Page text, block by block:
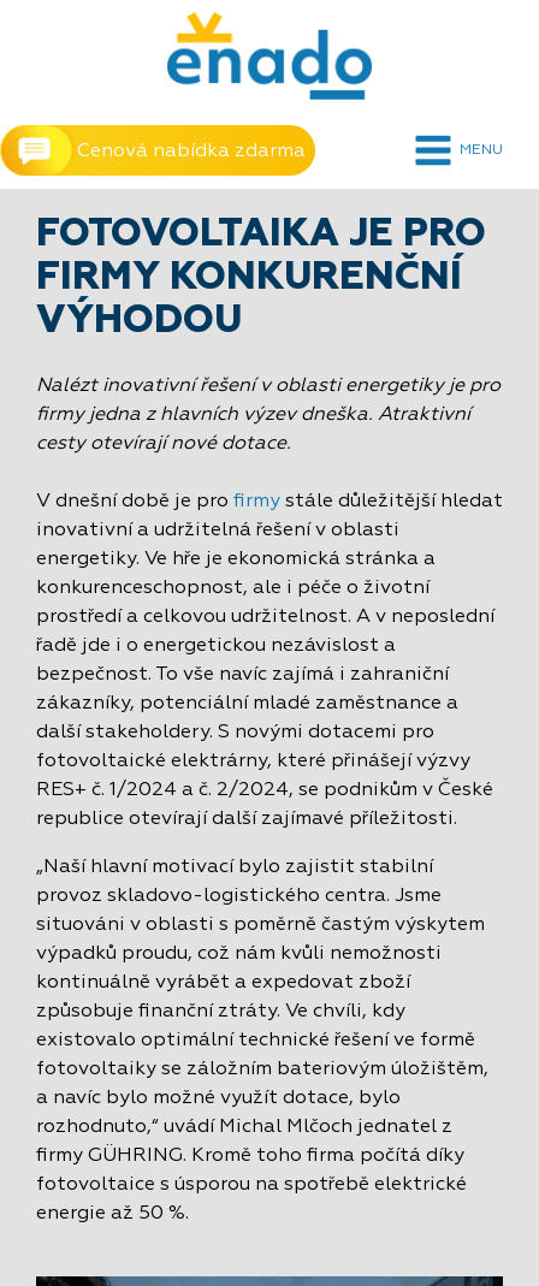
Cenová nabídka zdarma MENU
FOTOVOLTAIKA JE PRO
FIRMY KONKURENČNÍ
VÝHODOU
Nalézt inovativní řešení v oblasti energetiky je pro
firmy jedna z hlavních výzev dneška. Atraktivní
cesty otevírají nové dotace.
V dnešní době je pro firmy stále důležitější hledat
inovativní a udržitelná řešení v oblasti
energetiky. Ve hře je ekonomická stránka a
konkurenceschopnost, ale i péče o životní
prostředí a celkovou udržitelnost. A v neposlední
řadě jde i o energetickou nezávislost a
bezpečnost. To vše navíc zajímá i zahraniční
zákazníky, potenciální mladé zaměstnance a
další stakeholdery. S novými dotacemi pro
fotovoltaické elektrárny, které přinášejí výzvy
RES+ č. 1/2024 a č. 2/2024, se podnikům v České
republice otevírají další zajímavé příležitosti.
„Naší hlavní motivací bylo zajistit stabilní
provoz skladovo-logistického centra. Jsme
situováni v oblasti s poměrně častým výskytem
výpadků proudu, což nám kvůli nemožnosti
kontinuálně vyrábět a expedovat zboží
způsobuje finanční ztráty. Ve chvíli, kdy
existovalo optimální technické řešení ve formě
fotovoltaiky se záložním bateriovým úložištěm,
a navíc bylo možné využít dotace, bylo
rozhodnuto,“ uvádí Michal Mlčoch jednatel z
firmy GÜHRING. Kromě toho firma počítá díky
fotovoltaice s úsporou na spotřebě elektrické
energie až 50 %.